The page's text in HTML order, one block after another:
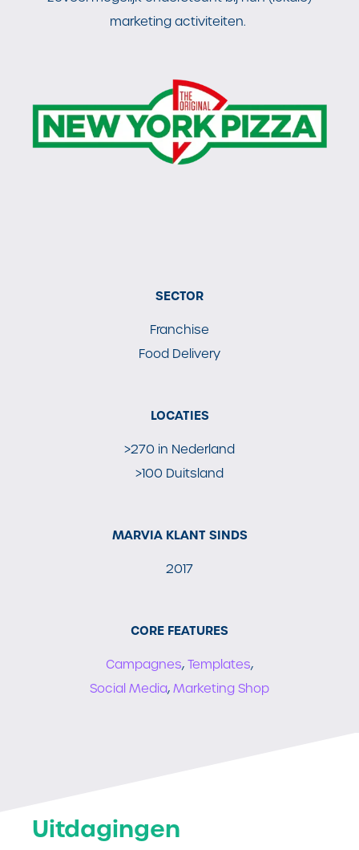
marketing activiteiten.
SECTOR
Franchise
Food Delivery
LOCATIES
>270 in Nederland
>100 Duitsland
MARVIA KLANT SINDS
2017
CORE FEATURES
Campagnes, Templates,
Social Media, Marketing Shop
Uitdagingen